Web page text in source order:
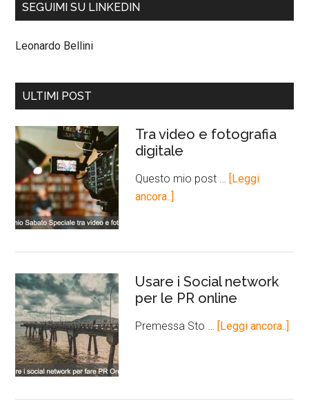
SEGUIMI SU LINKEDIN
Leonardo Bellini
ULTIMI POST
Tra video e fotografia
digitale
Questo mio post …
[Leggi
ancora..]
Usare i Social network
per le PR online
Premessa Sto … [Leggi ancora..]